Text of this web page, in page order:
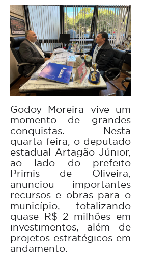
Godoy Moreira vive um
momento de grandes
conquistas. Nesta
quarta-feira, o deputado
estadual Artagão Júnior,
ao lado do prefeito
Primis de Oliveira,
anunciou importantes
recursos e obras para o
município, totalizando
quase R$ 2 milhões em
investimentos, além de
projetos estratégicos em
andamento.